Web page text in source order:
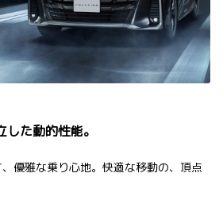
た動的性能。
優雅な乗り心地。快適な移動の、頂点